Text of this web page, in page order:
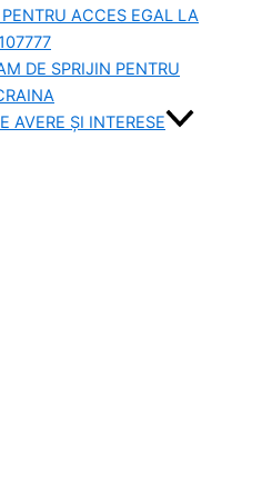
PENTRU ACCES EGAL LA
DE SPRIJIN PENTRU
AVERE ȘI INTERESE